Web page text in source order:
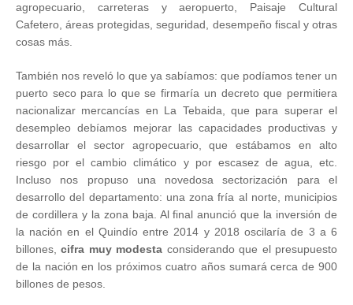
agropecuario, carreteras y aeropuerto, Paisaje Cultural
Cafetero, áreas protegidas, seguridad, desempeño fiscal y otras
cosas más.
También nos reveló lo que ya sabíamos: que podíamos tener un
puerto seco para lo que se firmaría un decreto que permitiera
nacionalizar mercancías en La Tebaida, que para superar el
desempleo debíamos mejorar las capacidades productivas y
desarrollar el sector agropecuario, que estábamos en alto
riesgo por el cambio climático y por escasez de agua, etc.
Incluso nos propuso una novedosa sectorización para el
desarrollo del departamento: una zona fría al norte, municipios
de cordillera y la zona baja. Al final anunció que la inversión de
la nación en el Quindío entre 2014 y 2018 oscilaría de 3 a 6
billones,cifra muy modesta considerando que el presupuesto
de la nación en los próximos cuatro años sumará cerca de 900
billones de pesos.